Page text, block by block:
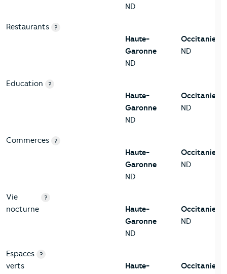
ND
Restaurants ?
Haute-
Garonne
ND
Occitanie
ND
Education ?
Haute-
Garonne
ND
Occitanie
ND
Commerces ?
Haute-
Garonne
ND
Occitanie
ND
Vie
nocturne
?
Haute-
Garonne
ND
Occitanie
ND
Espaces
verts
?
Haute-
Occitanie